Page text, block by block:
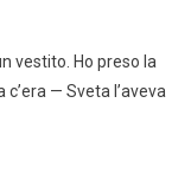
vestito. Ho preso la
— Sveta l’aveva